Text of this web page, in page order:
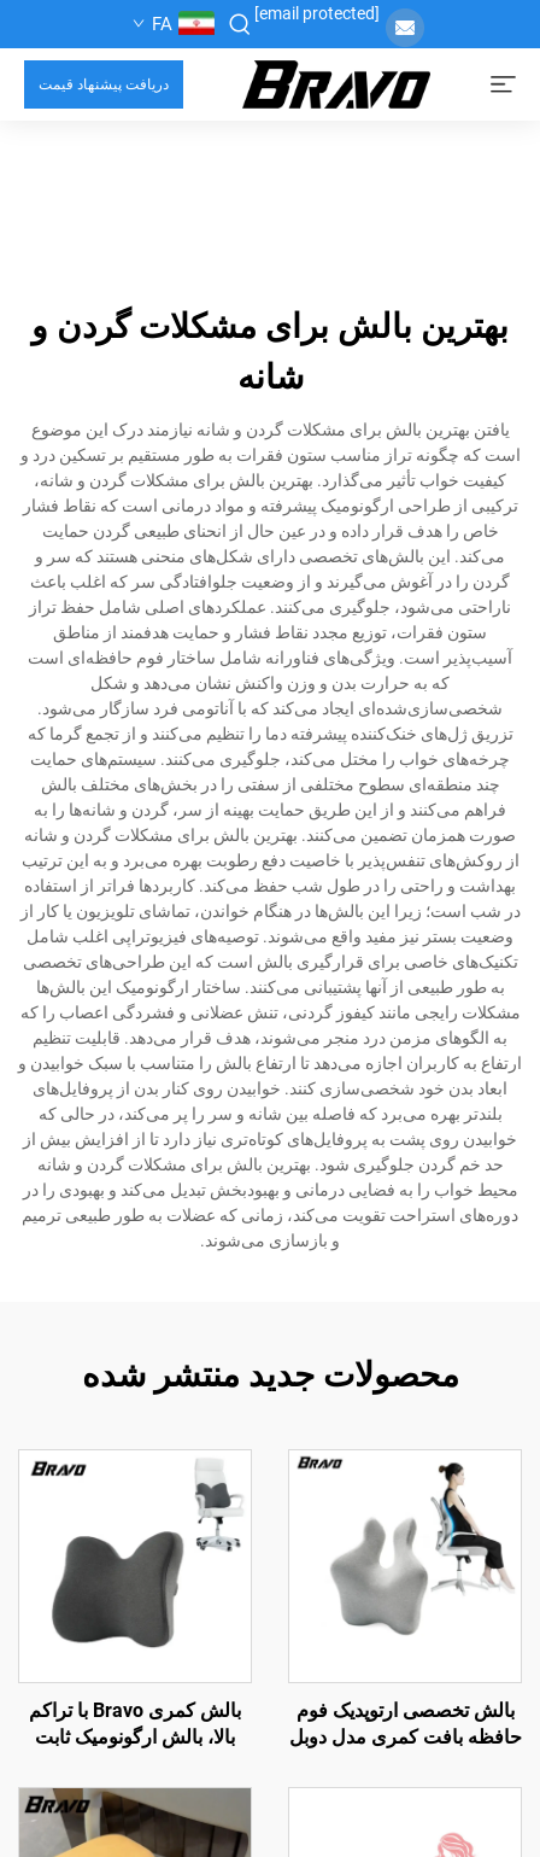
[email protected]
FA
دریافت پیشنهاد قیمت
بهترین بالش برای مشکلات گردن و
شانه
یافتن بهترین بالش برای مشکلات گردن و شانه نیازمند درک این موضوع
است که چگونه تراز مناسب ستون فقرات به طور مستقیم بر تسکین درد و
کیفیت خواب تأثیر می‌گذارد. بهترین بالش برای مشکلات گردن و شانه،
ترکیبی از طراحی ارگونومیک پیشرفته و مواد درمانی است که نقاط فشار
خاص را هدف قرار داده و در عین حال از انحنای طبیعی گردن حمایت
می‌کند. این بالش‌های تخصصی دارای شکل‌های منحنی هستند که سر و
گردن را در آغوش می‌گیرند و از وضعیت جلوافتادگی سر که اغلب باعث
ناراحتی می‌شود، جلوگیری می‌کنند. عملکردهای اصلی شامل حفظ تراز
ستون فقرات، توزیع مجدد نقاط فشار و حمایت هدفمند از مناطق
آسیب‌پذیر است. ویژگی‌های فناورانه شامل ساختار فوم حافظه‌ای است
که به حرارت بدن و وزن واکنش نشان می‌دهد و شکل
شخصی‌سازی‌شده‌ای ایجاد می‌کند که با آناتومی فرد سازگار می‌شود.
تزریق ژل‌های خنک‌کننده پیشرفته دما را تنظیم می‌کنند و از تجمع گرما که
چرخه‌های خواب را مختل می‌کند، جلوگیری می‌کنند. سیستم‌های حمایت
چند منطقه‌ای سطوح مختلفی از سفتی را در بخش‌های مختلف بالش
فراهم می‌کنند و از این طریق حمایت بهینه از سر، گردن و شانه‌ها را به
صورت همزمان تضمین می‌کنند. بهترین بالش برای مشکلات گردن و شانه
از روکش‌های تنفس‌پذیر با خاصیت دفع رطوبت بهره می‌برد و به این ترتیب
بهداشت و راحتی را در طول شب حفظ می‌کند. کاربردها فراتر از استفاده
در شب است؛ زیرا این بالش‌ها در هنگام خواندن، تماشای تلویزیون یا کار از
وضعیت بستر نیز مفید واقع می‌شوند. توصیه‌های فیزیوتراپی اغلب شامل
تکنیک‌های خاصی برای قرارگیری بالش است که این طراحی‌های تخصصی
به طور طبیعی از آنها پشتیبانی می‌کنند. ساختار ارگونومیک این بالش‌ها
مشکلات رایجی مانند کیفوز گردنی، تنش عضلانی و فشردگی اعصاب را که
به الگوهای مزمن درد منجر می‌شوند، هدف قرار می‌دهد. قابلیت تنظیم
ارتفاع به کاربران اجازه می‌دهد تا ارتفاع بالش را متناسب با سبک خوابیدن و
ابعاد بدن خود شخصی‌سازی کنند. خوابیدن روی کنار بدن از پروفایل‌های
بلندتر بهره می‌برد که فاصله بین شانه و سر را پر می‌کند، در حالی که
خوابیدن روی پشت به پروفایل‌های کوتاه‌تری نیاز دارد تا از افزایش بیش از
حد خم گردن جلوگیری شود. بهترین بالش برای مشکلات گردن و شانه
محیط خواب را به فضایی درمانی و بهبودبخش تبدیل می‌کند و بهبودی را در
دوره‌های استراحت تقویت می‌کند، زمانی که عضلات به طور طبیعی ترمیم
و بازسازی می‌شوند.
محصولات جدید منتشر شده
بالش تخصصی ارتوپدیک فوم
حافظه بافت کمری مدل دوبل
بالش کمر B2
بالش کمری Bravo با تراکم
بالا، بالش ارگونومیک ثابت
تحتانی، بالش کمر B11